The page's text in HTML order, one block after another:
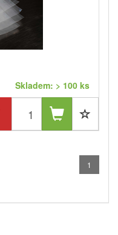
Skladem: > 100 ks
1